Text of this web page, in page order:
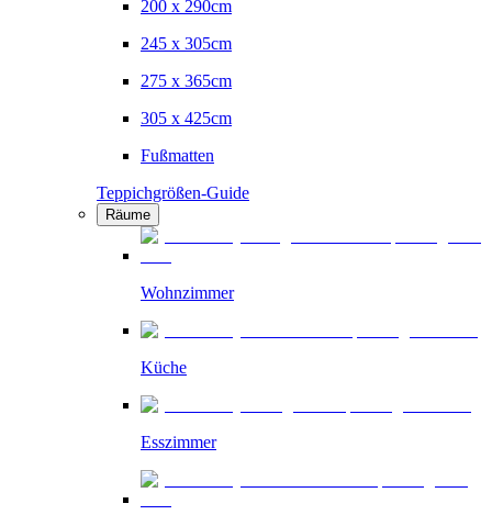
200 x 290cm
245 x 305cm
275 x 365cm
305 x 425cm
Fußmatten
Teppichgrößen-Guide
Räume
Wohnzimmer
Küche
Esszimmer